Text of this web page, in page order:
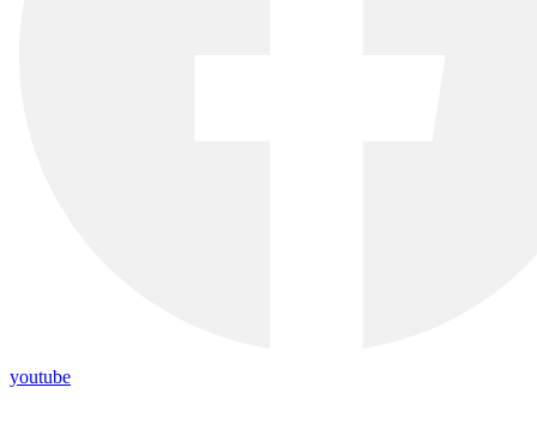
youtube